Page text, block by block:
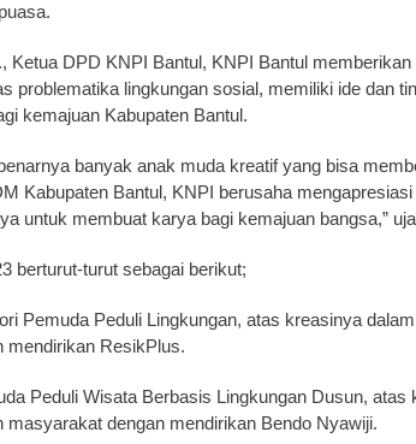
Ketua DPD KNPI Bantul, KNPI Bantul
problematika lingkungan sosial, memiliki ide dan
kemajuan Kabupaten Bantul.
banyak anak muda kreatif yang bisa
Kabupaten Bantul, KNPI berusaha
untuk membuat karya bagi kemajuan bangsa,”
berturut-turut sebagai berikut;
Pemuda Peduli Lingkungan, atas kreasinya
mendirikan ResikPlus.
Peduli Wisata Berbasis Lingkungan Dusun, atas
masyarakat dengan mendirikan Bendo Nyawiji.